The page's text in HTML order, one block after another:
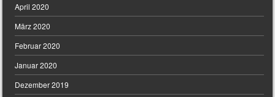
April 2020
März 2020
Februar 2020
Januar 2020
Dezember 2019